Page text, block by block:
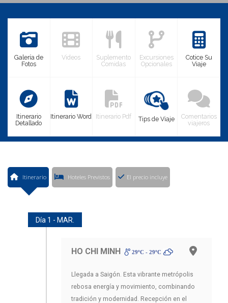
Galería de
Fotos
Videos
Suplemento
Comidas
Excursiones
Opcionales
Cotice Su
Viaje
Itinerario
Detallado
Itinerario Word Itinerario Pdf Tips de Viaje
Comentarios
viajeros
Itinerario Hoteles Previstos El precio incluye
Día 1 - MAR.
HO CHI MINH 29ºC - 29ºC
Llegada a Saigón. Esta vibrante metrópolis
rebosa energía y movimiento, combinando
tradición y modernidad. Recepción en el